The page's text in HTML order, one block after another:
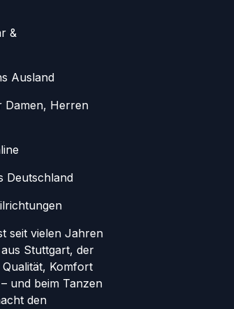
&
Ausland
Herren
Deutschland
seit vielen Jahren
Stuttgart, der
Komfort
und beim Tanzen
den